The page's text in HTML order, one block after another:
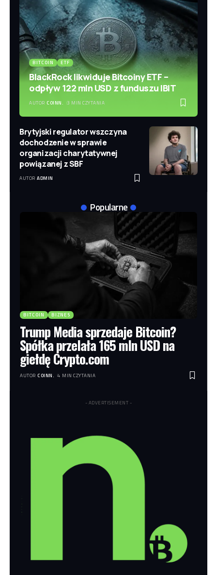
BITCOIN ETF
BlackRock likwiduje Bitcoiny ETF –
odpływ 122 mln USD z funduszu IBIT
AUTOR COINN. 3 MIN CZYTANIA
Brytyjski regulator wszczyna
dochodzenie w sprawie
organizacji charytatywnej
powiązanej z SBF
AUTOR ADMIN
Popularne
BITCOIN BIZNES
Trump Media sprzedaje Bitcoin?
Spółka przelała 165 mln USD na
giełdę Crypto.com
AUTOR COINN. 4 MIN CZYTANIA
- ADVERTISEMENT -